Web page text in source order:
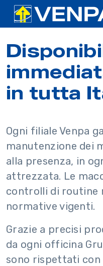
in tutta
Ogni filiale Venpa
manutenzione dei
alla presenza, in
attrezzata. Le
controlli di routine
normative vigenti.
Grazie a precisi
da ogni officina
sono rispettati